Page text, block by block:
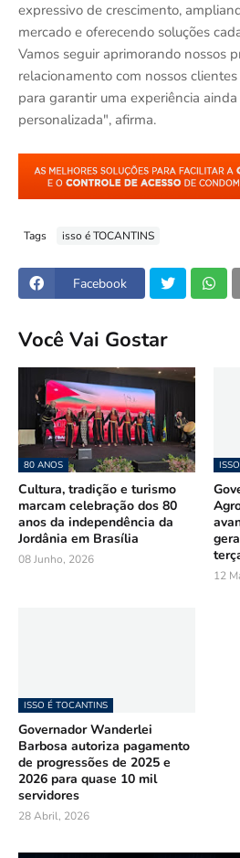
expressivo de crescimento,
mercado e oferecendo soluções
Vamos seguir aprimorando nossos
relacionamento com nossos
para garantir uma experiência
personalizada", afirma.
Tags isso é TOCANTINS
Facebook
Você Vai Gostar
80 ANOS
Cultura, tradição e turismo
marcam celebração dos 80
anos da independência da
Jordânia em Brasília
08 Junho, 2026
12
ISSO É TOCANTINS
Governador Wanderlei
Barbosa autoriza pagamento
de progressões de 2025 e
2026 para quase 10 mil
servidores
28 Abril, 2026